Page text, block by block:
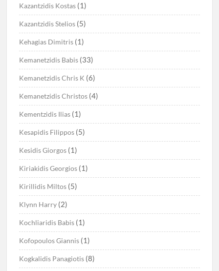
Kazantzidis Kostas (1)
Kazantzidis Stelios (5)
Kehagias Dimitris (1)
Kemanetzidis Babis (33)
Kemanetzidis Chris K (6)
Kemanetzidis Christos (4)
Kementzidis Ilias (1)
Kesapidis Filippos (5)
Kesidis Giorgos (1)
Kiriakidis Georgios (1)
Kirillidis Miltos (5)
Klynn Harry (2)
Kochliaridis Babis (1)
Kofopoulos Giannis (1)
Kogkalidis Panagiotis (8)